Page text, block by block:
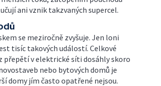
ani vznik takzvaných supercel.
se meziročně zvyšuje. Jen loni
tisíc takových událostí. Celkové
přepětí v elektrické síti dosáhly skoro
nebo bytových domů je
domy jím často opatřené nejsou.